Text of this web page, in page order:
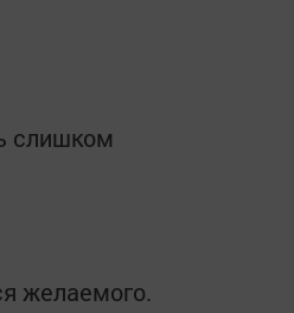
слишком
желаемого.